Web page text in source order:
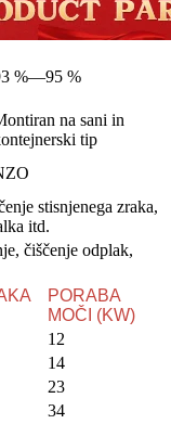
%—95 %
na sani in
tip
stisnjenega zraka,
itd.
čiščenje odplak,
PORABA
MOČI (KW)
12
14
23
34